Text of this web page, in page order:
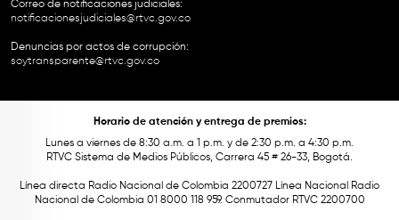
Correo de notificaciones judiciales:
notificacionesjudiciales@rtvc.gov.co
Denuncias por actos de corrupción:
soytransparente@rtvc.gov.co
Horario de atención y entrega de premios:
Lunes a viernes de 8:30 a.m. a 1 p.m. y de 2:30 p.m. a 4:30 p.m.
RTVC Sistema de Medios Públicos, Carrera 45 # 26-33, Bogotá.
Línea directa Radio Nacional de Colombia 2200727 Línea Nacional Radio
Nacional de Colombia 01 8000 118 959. Conmutador RTVC 2200700